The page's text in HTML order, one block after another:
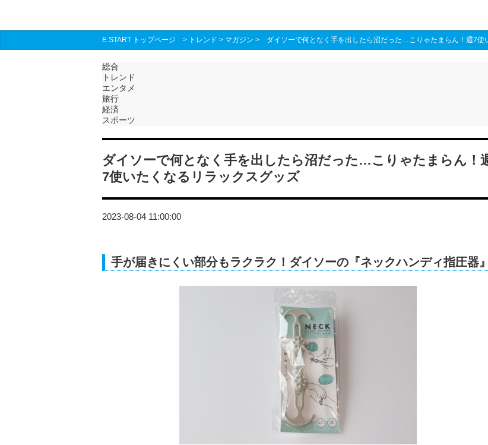
E START トップページ > トレンド > マガジン > ダイソーで何となく手を出したら沼だった…こりゃたまらん！週7使
総合
トレンド
エンタメ
旅行
経済
スポーツ
ダイソーで何となく手を出したら沼だった…こりゃたまらん！
7使いたくなるリラックスグッズ
2023-08-04 11:00:00
手が届きにくい部分もラクラク！ダイソーの『ネックハンディ指圧器』